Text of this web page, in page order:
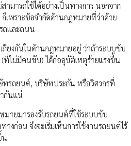
ามารถใช้ได้อย่างเป็นทางการ นอกจาก
เพราะข้อจำกัดด้านกฎหมายที่ว่าด้วย
ถและถนน
ถียงกันในด้านกฎหมายอยู่ ว่าถ้าระบบขับ
ไม่มีคนขับ) ได้ก่ออุบัติเหตุร้ายแรงขึ้น
ทรถยนต์, บริษัทประกัน หรือวิศวกรที่
กันแน่
มายมารองรับรถยนต์ที่ใช้ระบบขับ
างก่อน จึงจะเริ่มเห็นการใช้งานรถยนต์ไร้
น